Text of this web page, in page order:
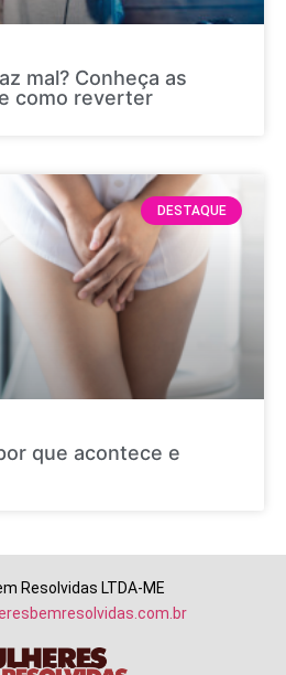
mal? Conheça as
como reverter
DESTAQUE
que acontece e
Resolvidas LTDA-ME